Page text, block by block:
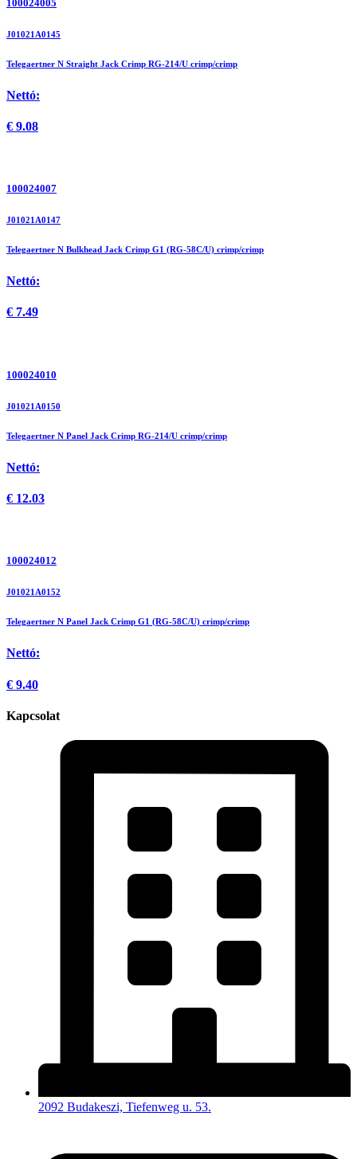
100024005
J01021A0145
Telegaertner N Straight Jack Crimp RG-214/U crimp/crimp
Nettó:
€ 9.08
100024007
J01021A0147
Telegaertner N Bulkhead Jack Crimp G1 (RG-58C/U) crimp/crimp
Nettó:
€ 7.49
100024010
J01021A0150
Telegaertner N Panel Jack Crimp RG-214/U crimp/crimp
Nettó:
€ 12.03
100024012
J01021A0152
Telegaertner N Panel Jack Crimp G1 (RG-58C/U) crimp/crimp
Nettó:
€ 9.40
Kapcsolat
2092 Budakeszi, Tiefenweg u. 53.